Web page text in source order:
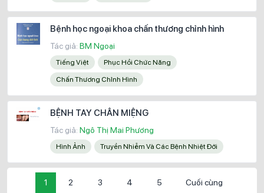
Bệnh học ngoại khoa chấn thương chỉnh hình
Tác giả: BM Ngoại
Tiếng Việt Phục Hồi Chức Năng
Chấn Thương Chỉnh Hình
BỆNH TAY CHÂN MIỆNG
Tác giả: Ngô Thị Mai Phương
Hình Ảnh Truyền Nhiễm Và Các Bệnh Nhiệt Đới
1 2 3 4 5 Cuối cùng